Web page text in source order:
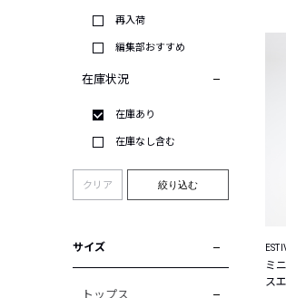
再入荷
編集部おすすめ
在庫状況
在庫あり
在庫なし含む
クリア 絞り込む
サイズ
トップス
ミ
ス